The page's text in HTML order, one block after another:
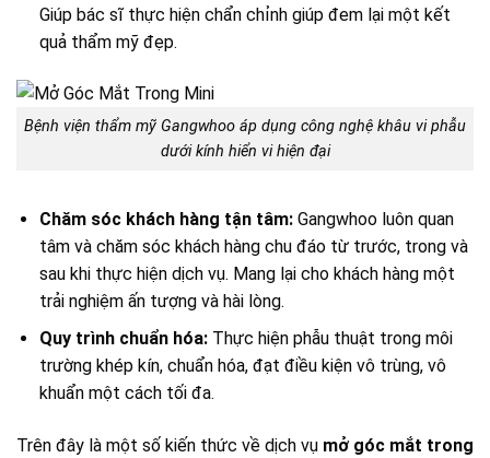
Giúp bác sĩ thực hiện chẩn chỉnh giúp đem lại một kết
quả thẩm mỹ đẹp.
Bệnh viện thẩm mỹ Gangwhoo áp dụng công nghệ khâu vi phẫu
dưới kính hiển vi hiện đại
Chăm sóc khách hàng tận tâm:Gangwhoo luôn quan
tâm và chăm sóc khách hàng chu đáo từ trước, trong và
sau khi thực hiện dịch vụ. Mang lại cho khách hàng một
trải nghiệm ấn tượng và hài lòng.
Quy trình chuẩn hóa:Thực hiện phẫu thuật trong môi
trường khép kín, chuẩn hóa, đạt điều kiện vô trùng, vô
khuẩn một cách tối đa.
Trên đây là một số kiến thức về dịch vụ mở góc mắt trong